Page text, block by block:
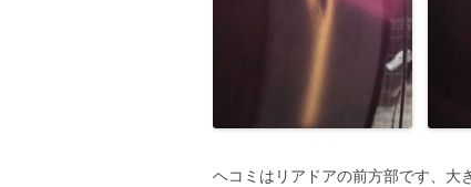
ヘコミはリアドアの前方部です、大